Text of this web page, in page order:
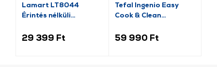
Lamart LT8044
Érintés nélküli
szemeteskosár, 45l
29 399 Ft
Tefal Ingenio Easy
Cook & Clean
edényszett
59 990 Ft